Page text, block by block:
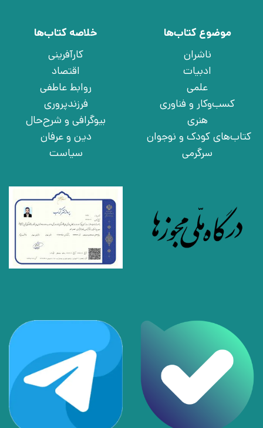
موضوع کتاب‌ها
ناشران
ادبیات
علمی
کسب‌وکار و فناوری
هنری
کتاب‌های کودک و نوجوان
سرگرمی
خلاصه کتاب‌ها
کارآفرینی
اقتصاد
روابط عاطفی
فرزندپروری
بیوگرافی و شرح‌حال
دین و عرفان
سیاست